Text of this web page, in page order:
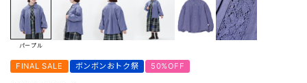
パープル
FINAL SALE ボンボンおトク祭 50%OFF